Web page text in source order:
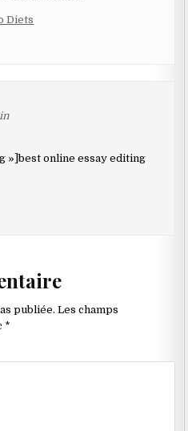
Diets
»]best online essay editing
publiée. Les champs
*